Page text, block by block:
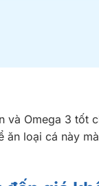
và Omega 3 tốt
ăn loại cá này